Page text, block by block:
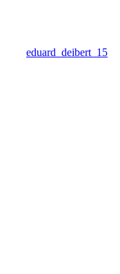
eduard_deibert_15